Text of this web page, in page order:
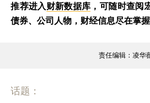
推荐进入财新数据库 ，可随时查阅
债券、公司人物，财经信息尽在掌握
责任编辑：凌华
话题：